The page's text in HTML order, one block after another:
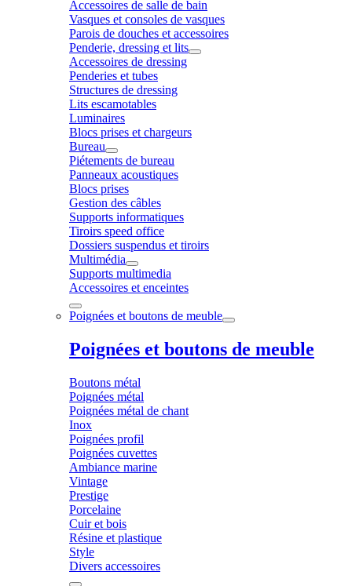
Accessoires de salle de bain
Vasques et consoles de vasques
Parois de douches et accessoires
Penderie, dressing et lits
Accessoires de dressing
Penderies et tubes
Structures de dressing
Lits escamotables
Luminaires
Blocs prises et chargeurs
Bureau
Piétements de bureau
Panneaux acoustiques
Blocs prises
Gestion des câbles
Supports informatiques
Tiroirs speed office
Dossiers suspendus et tiroirs
Multimédia
Supports multimedia
Accessoires et enceintes
Poignées et boutons de meuble
Poignées et boutons de meuble
Boutons métal
Poignées métal
Poignées métal de chant
Inox
Poignées profil
Poignées cuvettes
Ambiance marine
Vintage
Prestige
Porcelaine
Cuir et bois
Résine et plastique
Style
Divers accessoires